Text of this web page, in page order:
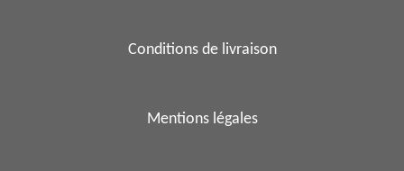
Conditions de livraison
Mentions légales